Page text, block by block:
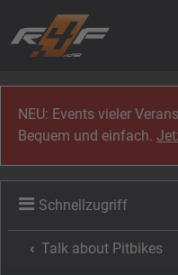
NEU: Events vieler
Bequem und einfach.
Schnellzugriff
Talk about Pitbikes